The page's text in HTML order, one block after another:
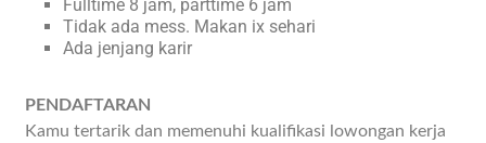
Fulltime 8 jam, parttime 6 jam
Tidak ada mess. Makan ix sehari
Ada jenjang karir
PENDAFTARAN
Kamu tertarik dan memenuhi kualifikasi lowongan kerja